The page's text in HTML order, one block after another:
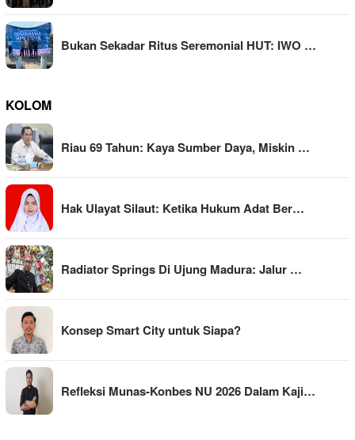
Bukan Sekadar Ritus Seremonial HUT: IWO …
KOLOM
Riau 69 Tahun: Kaya Sumber Daya, Miskin …
Hak Ulayat Silaut: Ketika Hukum Adat Ber…
Radiator Springs Di Ujung Madura: Jalur …
Konsep Smart City untuk Siapa?
Refleksi Munas-Konbes NU 2026 Dalam Kaji…